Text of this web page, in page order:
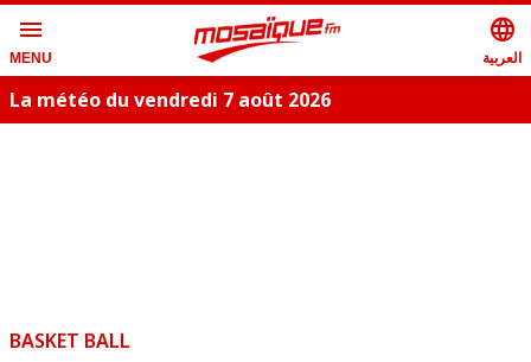
menu
MENU
language
العربية
La météo du vendredi 7 août 2026
BASKET BALL